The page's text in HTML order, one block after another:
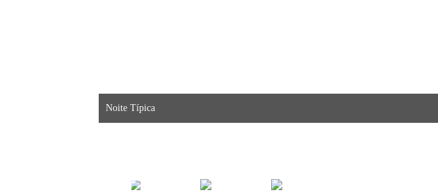
Noite Típica